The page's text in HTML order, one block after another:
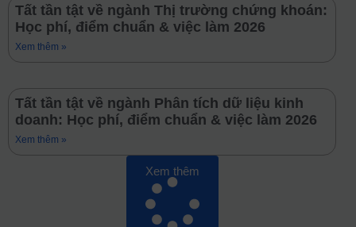
Tất tần tật về ngành Thị trường chứng khoán:
Học phí, điểm chuẩn & việc làm 2026
Xem thêm »
Tất tần tật về ngành Phân tích dữ liệu kinh
doanh: Học phí, điểm chuẩn & việc làm 2026
Xem thêm »
Xem thêm